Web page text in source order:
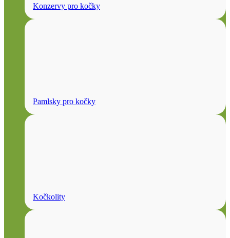
Konzervy pro kočky
Pamlsky pro kočky
Kočkolity